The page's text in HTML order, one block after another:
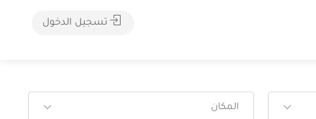
تسجيل الدخول
المكان